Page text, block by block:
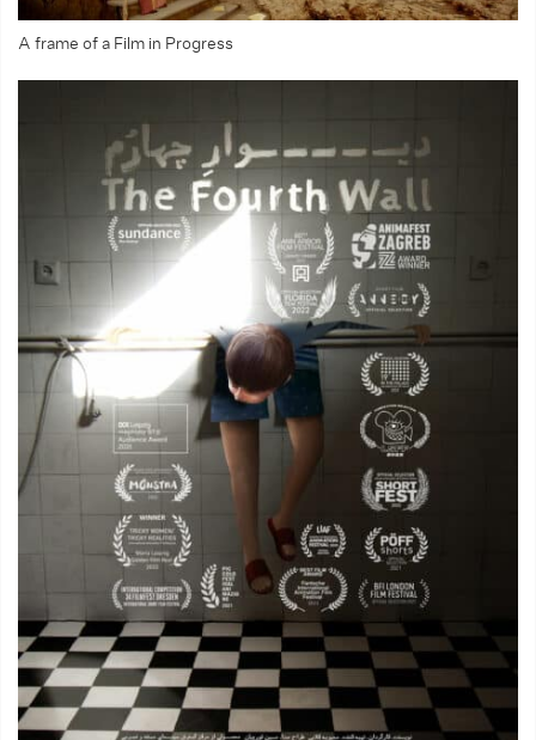
A frame of a Film in Progress